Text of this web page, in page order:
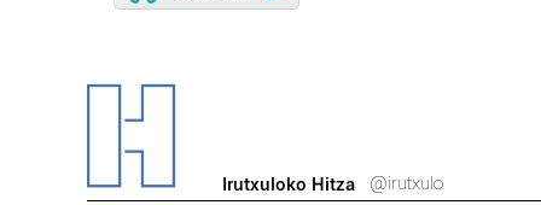
Irutxuloko Hitza @irutxulo